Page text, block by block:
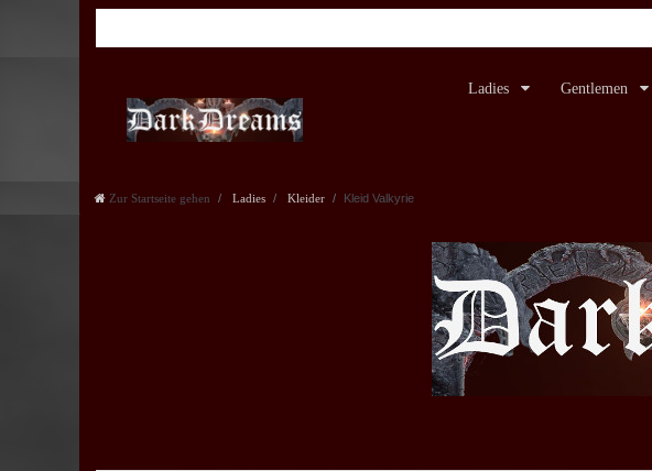
Ladies Gentlemen
Zur Startseite gehen Ladies Kleider Kleid Valkyrie